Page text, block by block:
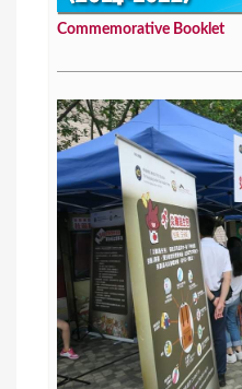
Commemorative Booklet